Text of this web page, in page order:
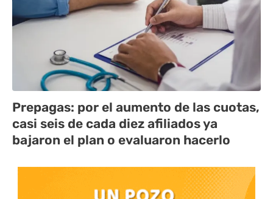
Prepagas: por el aumento de las cuotas,
casi seis de cada diez afiliados ya
bajaron el plan o evaluaron hacerlo